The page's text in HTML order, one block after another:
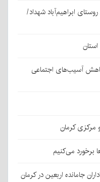
ابراهیم‌آباد شهداد/
کاهش آسیب‌های اجتماعی
مرکزی کرمان
برخورد می‌کنیم